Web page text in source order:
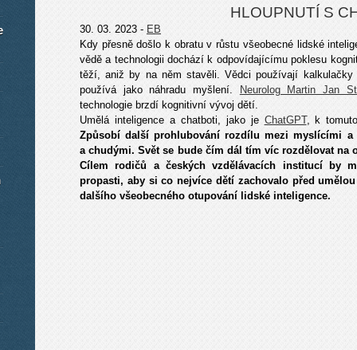
HLOUPNUTÍ S
30. 03. 2023 - EB
Kdy přesně došlo k obratu v růstu všeobecné lidské
vědě a technologii dochází k odpovídajícímu poklesu
těží, aniž by na něm stavěli. Vědci používají
používá jako náhradu myšlení.
Neurolog Martin Jan
technologie brzdí kognitivní vývoj dětí.
Umělá inteligence a chatboti, jako je ChatGPT, k
Způsobí další prohlubování rozdílu mezi myslícími
a chudými. Svět se bude čím dál tím víc rozdělovat na
Cílem rodičů a českých vzdělávacích institucí by
propasti, aby si co nejvíce dětí zachovalo před
dalšího všeobecného otupování lidské inteligence.